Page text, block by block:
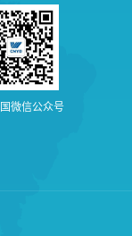
国微信公众号